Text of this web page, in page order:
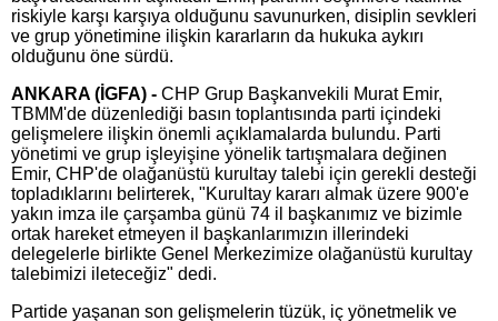
riskiyle karşı karşıya olduğunu savunurken, disiplin sevkleri
ve grup yönetimine ilişkin kararların da hukuka aykırı
olduğunu öne sürdü.
ANKARA (İGFA) - CHP Grup Başkanvekili Murat Emir,
TBMM'de düzenlediği basın toplantısında parti içindeki
gelişmelere ilişkin önemli açıklamalarda bulundu. Parti
yönetimi ve grup işleyişine yönelik tartışmalara değinen
Emir, CHP'de olağanüstü kurultay talebi için gerekli desteği
topladıklarını belirterek, "Kurultay kararı almak üzere 900'e
yakın imza ile çarşamba günü 74 il başkanımız ve bizimle
ortak hareket etmeyen il başkanlarımızın illerindeki
delegelerle birlikte Genel Merkezimize olağanüstü kurultay
talebimizi ileteceğiz" dedi.
Partide yaşanan son gelişmelerin tüzük, iç yönetmelik ve